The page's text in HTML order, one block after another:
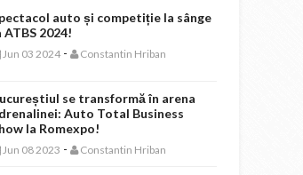
auto și competiție la sânge
ATBS 2024!
Jun 03 2024 - Constantin Hriban
se transformă în arena
Auto Total Business
la Romexpo!
Jun 08 2023 - Constantin Hriban